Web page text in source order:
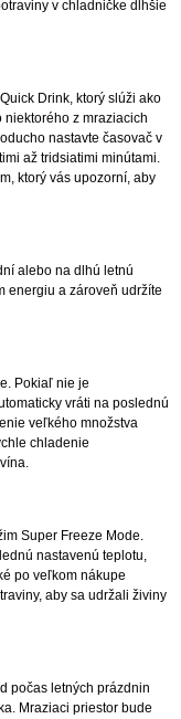
v chladničke dlhšie
Drink, ktorý slúži ako
z mraziacich
nastavte časovač v
až tridsiatimi minútami.
ktorý vás upozorní, aby
alebo na dlhú letnú
energiu a zároveň udržíte
Pokiaľ nie je
vráti na poslednú
veľkého množstva
chladenie
Super Freeze Mode.
nastavenú teplotu,
po veľkom nákupe
aby sa udržali živiny
počas letných prázdnin
Mraziaci priestor bude